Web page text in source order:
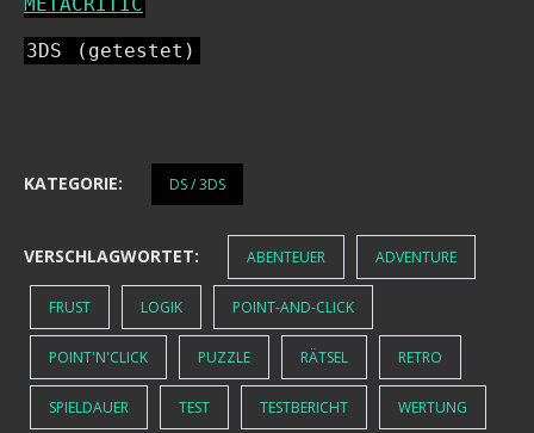
3DS (getestet)
KATEGORIE: DS / 3DS
VERSCHLAGWORTET: ABENTEUER ADVENTURE
FRUST LOGIK POINT-AND-CLICK
POINT'N'CLICK PUZZLE RÄTSEL RETRO
SPIELDAUER TEST TESTBERICHT WERTUNG